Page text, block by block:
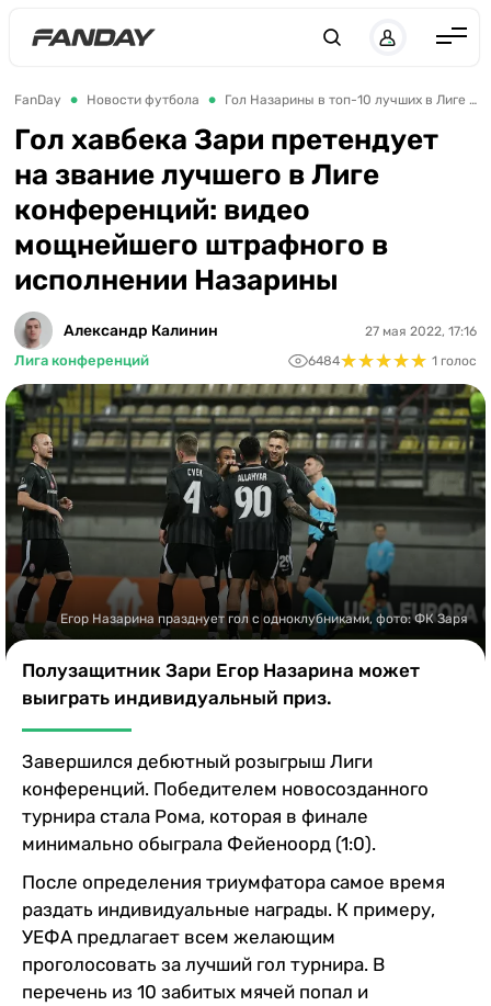
Англия
Испания
Германия
Италия
Франция
Украина
ЛЧ
ЧЕ-2028
Букмекеры
Казино
FanDay Новости футбола Гол Назарины в топ-10 лучших в Лиге конференций
Гол хавбека Зари претендует
на звание лучшего в Лиге
конференций: видео
мощнейшего штрафного в
исполнении Назарины
Александр Калинин
Лига конференций
27 мая 2022, 17:16
6484★★★★★
★★★★★ 1 голос
Егор Назарина празднует гол с одноклубниками, фото: ФК Заря
Полузащитник Зари Егор Назарина может
выиграть индивидуальный приз.
Завершился дебютный розыгрыш Лиги
конференций. Победителем новосозданного
турнира стала Рома, которая в финале
минимально обыграла Фейеноорд (1:0).
После определения триумфатора самое время
раздать индивидуальные награды. К примеру,
УЕФА предлагает всем желающим
проголосовать за лучший гол турнира. В
перечень из 10 забитых мячей попал и